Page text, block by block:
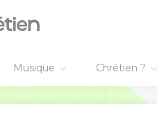
Musique Chrétien ?
de l’Eternel en
pour le Temple. Asaph,
l’Eternel par le chant
de différence entre ceux de